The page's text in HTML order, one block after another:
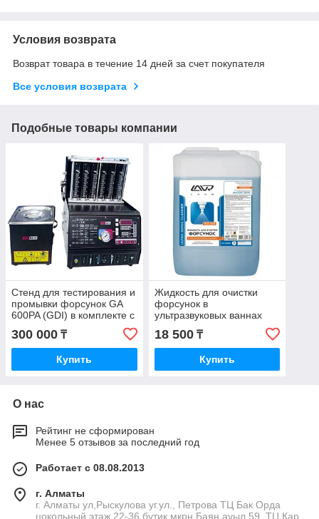
Условия возврата
Возврат товара в течение 14 дней за счет покупателя
Все условия возврата
Подобные товары компании
Стенд для тестирования и
промывки форсунок GA
600PA (GDI) в комплекте с
жидкостью для
тестирования
300 000 ₸
Купить
Жидкость для очистки
форсунок в
ультразвуковых ваннах
LAVR LN2003 Ultra-Sonic
Cleaner (5л)
18 500₸
Купить
О нас
Рейтинг не сформирован
Менее 5 отзывов за последний год
Работает с 08.08.2013
г. Алматы
г. Алматы ул,Рыскулова уг.ул., Петрова ТЦ Бак Орда
цокольный этаж 22-36 бутик мкрн Баян ауыл 59, ТЦ Кар